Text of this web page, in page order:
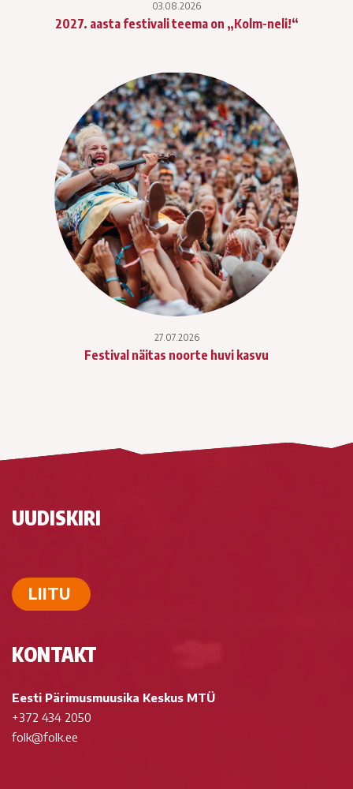
03.08.2026
2027. aasta festivali teema on „Kolm-neli!“
27.07.2026
Festival näitas noorte huvi kasvu
UUDISKIRI
LIITU
KONTAKT
Eesti Pärimusmuusika Keskus MTÜ
+372 434 2050
folk@folk.ee